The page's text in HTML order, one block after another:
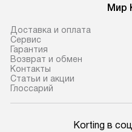
Мир
Доставка и оплата
Сервис
Гарантия
Возврат и обмен
Контакты
Статьи и акции
Глоссарий
Korting в